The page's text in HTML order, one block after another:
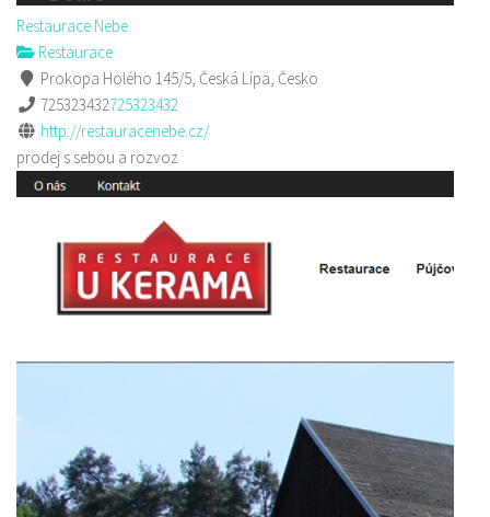
Restaurace Nebe
Restaurace
Prokopa Holého 145/5, Česká Lípa, Česko
725323432725323432
http://restauracenebe.cz/
prodej s sebou a rozvoz